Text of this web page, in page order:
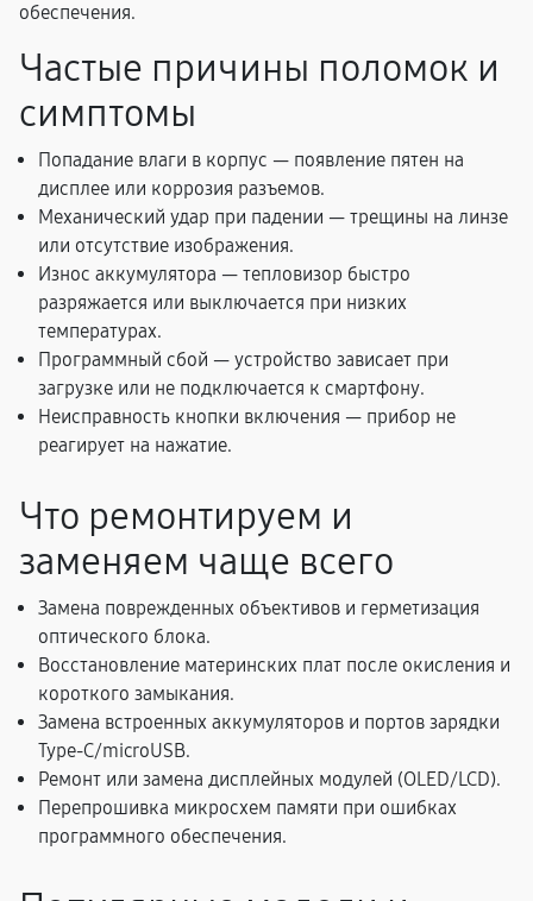
обеспечения.
Частые причины поломок и
симптомы
Попадание влаги в корпус — появление пятен на
дисплее или коррозия разъемов.
Механический удар при падении — трещины на линзе
или отсутствие изображения.
Износ аккумулятора — тепловизор быстро
разряжается или выключается при низких
температурах.
Программный сбой — устройство зависает при
загрузке или не подключается к смартфону.
Неисправность кнопки включения — прибор не
реагирует на нажатие.
Что ремонтируем и
заменяем чаще всего
Замена поврежденных объективов и герметизация
оптического блока.
Восстановление материнских плат после окисления и
короткого замыкания.
Замена встроенных аккумуляторов и портов зарядки
Type-C/microUSB.
Ремонт или замена дисплейных модулей (OLED/LCD).
Перепрошивка микросхем памяти при ошибках
программного обеспечения.